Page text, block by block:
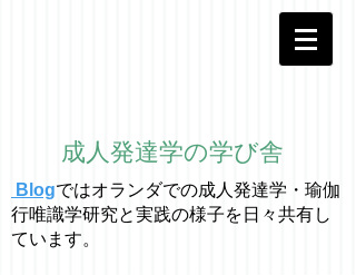
成人発達学の学び舎
Blogではオラ ンダでの成人発達学・ 瑜伽
行唯識学研究と実践の様子を日々共有し
ています。